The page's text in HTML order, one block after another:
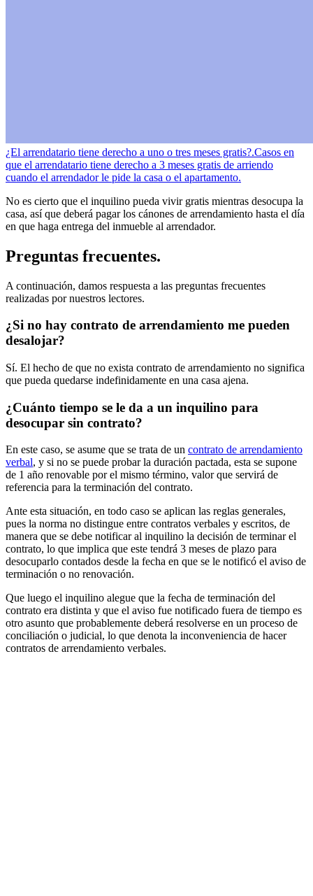
¿El arrendatario tiene derecho a uno o tres meses gratis?.Casos en
que el arrendatario tiene derecho a 3 meses gratis de arriendo
cuando el arrendador le pide la casa o el apartamento.
No es cierto que el inquilino pueda vivir gratis mientras desocupa la
casa, así que deberá pagar los cánones de arrendamiento hasta el día
en que haga entrega del inmueble al arrendador.
Preguntas frecuentes.
A continuación, damos respuesta a las preguntas frecuentes
realizadas por nuestros lectores.
¿Si no hay contrato de arrendamiento me pueden
desalojar?
Sí. El hecho de que no exista contrato de arrendamiento no significa
que pueda quedarse indefinidamente en una casa ajena.
¿Cuánto tiempo se le da a un inquilino para
desocupar sin contrato?
En este caso, se asume que se trata de un contrato de arrendamiento
verbal, y si no se puede probar la duración pactada, esta se supone
de 1 año renovable por el mismo término, valor que servirá de
referencia para la terminación del contrato.
Ante esta situación, en todo caso se aplican las reglas generales,
pues la norma no distingue entre contratos verbales y escritos, de
manera que se debe notificar al inquilino la decisión de terminar el
contrato, lo que implica que este tendrá 3 meses de plazo para
desocuparlo contados desde la fecha en que se le notificó el aviso de
terminación o no renovación.
Que luego el inquilino alegue que la fecha de terminación del
contrato era distinta y que el aviso fue notificado fuera de tiempo es
otro asunto que probablemente deberá resolverse en un proceso de
conciliación o judicial, lo que denota la inconveniencia de hacer
contratos de arrendamiento verbales.